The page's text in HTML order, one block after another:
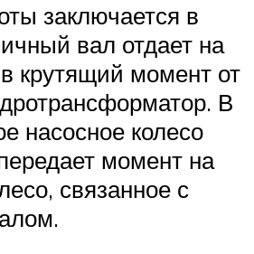
заключается в
вал отдает на
крутящий момент от
В
насосное колесо
момент на
связанное с